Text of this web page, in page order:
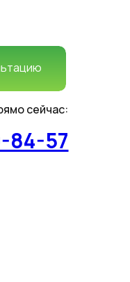
сейчас:
84-57